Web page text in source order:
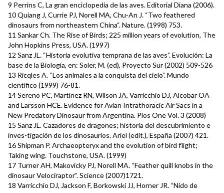
9 Perrins C, La gran enciclopedia de las aves. Editorial Diana (2006).
10 Quiang J, Currie PJ, Norell MA, Chu-An J. “Two feathered
dinosaurs from northeastern China“. Nature. (1998) 753.
11 Sankar Ch. The Rise of Birds; 225 million years of evolution, The
John Hopkins Press, USA. (1997)
12 Sanz JL. “Historia evolutiva temprana de las aves”. Evolución: La
base de la Biología, en: Soler, M. (ed), Proyecto Sur (2002) 509-526
13 Ricqles A. “Los animales a la conquista del cielo”. Mundo
científico (1999) 76-81.
14 Sereno PC, Martínez RN, Wilson JA, Varricchio DJ, Alcobar OA
and Larsson HCE. Evidence for Avian Intrathoracic Air Sacs in a
New Predatory Dinosaur from Argentina. Plos One Vol. 3 (2008)
15 Sanz JL. Cazadores de dragones; historia del descubrimiento e
inves-tigación de los dinosaurios. Ariel (edit.), España (2007) 421.
16 Shipman P. Archaeopteryx and the evolution of bird flight;
Taking wing. Touchstone, USA. (1999)
17 Turner AH, Makovicky PJ, Norell MA. “Feather quill knobs in the
dinosaur Velociraptor”. Science (2007)1721.
18 Varricchio DJ, Jackson F, Borkowski JJ, Horner JR. “Nido de